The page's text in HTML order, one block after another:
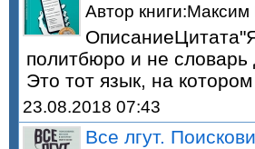
Автор
политбюро и не
Это тот язык, на
23.08.2018 07:43
Все лгут.